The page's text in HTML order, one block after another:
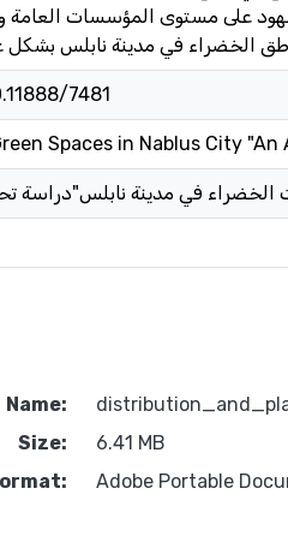
على مستوى المؤسسات العامة
7481
Spaces in Nablus City
Name:
Size:
6.41 MB
Adobe Portable